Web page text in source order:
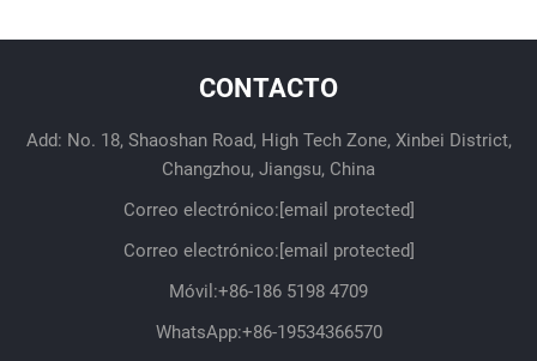
CONTACTO
Add: No. 18, Shaoshan Road, High Tech Zone, Xinbei District,
Changzhou, Jiangsu, China
Correo electrónico:[email protected]
Correo electrónico:[email protected]
Móvil:+86-186 5198 4709
WhatsApp:+86-19534366570